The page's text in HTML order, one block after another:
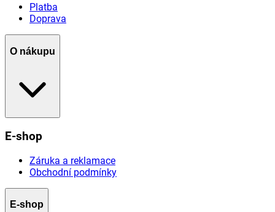
Platba
Doprava
O nákupu
E-shop
Záruka a reklamace
Obchodní podmínky
E-shop